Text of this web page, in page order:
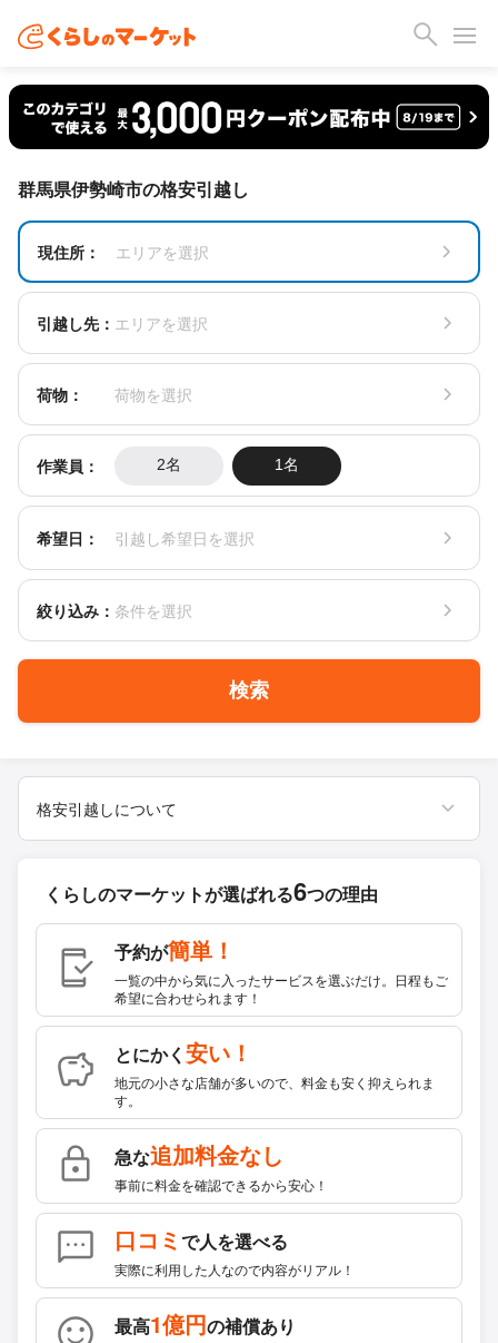
群馬県伊勢崎市の格安引越し
現住所： エリアを選択
引越し先： エリアを選択
荷物： 荷物を選択
作業員： 2名 1名
希望日： 引越し希望日を選択
絞り込み： 条件を選択
検索
格安引越しについて
くらしのマーケットが選ばれる6つの理由
予約が簡単！
一覧の中から気に入ったサービスを選ぶだけ。日程もご
希望に合わせられます！
とにかく 安い！
地元の小さな店舗が多いので、料金も安く抑えられま
す。
急な追加料金なし
事前に料金を確認できるから安心！
口コミで人を選べる
実際に利用した人なので内容がリアル！
最高1億円の補償あり